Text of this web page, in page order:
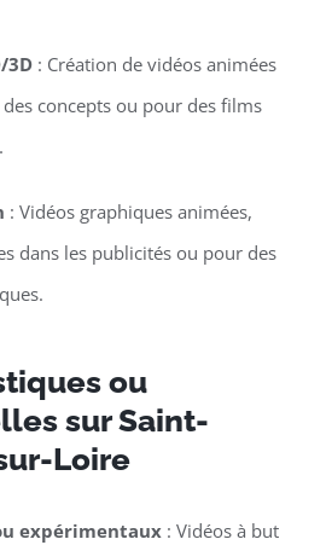
3D: Création de vidéos animées
concepts ou pour des films
: Vidéos graphiques animées,
dans les publicités ou pour des
ou
sur Saint-
Loire
expérimentaux: Vidéos à but